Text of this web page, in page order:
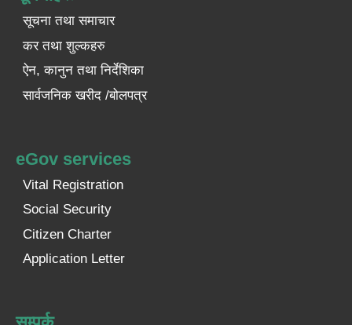
सूचना तथा समाचार
कर तथा शुल्कहरु
ऐन, कानुन तथा निर्देशिका
सार्वजनिक खरीद /बोलपत्र
eGov services
Vital Registration
Social Security
Citizen Charter
Application Letter